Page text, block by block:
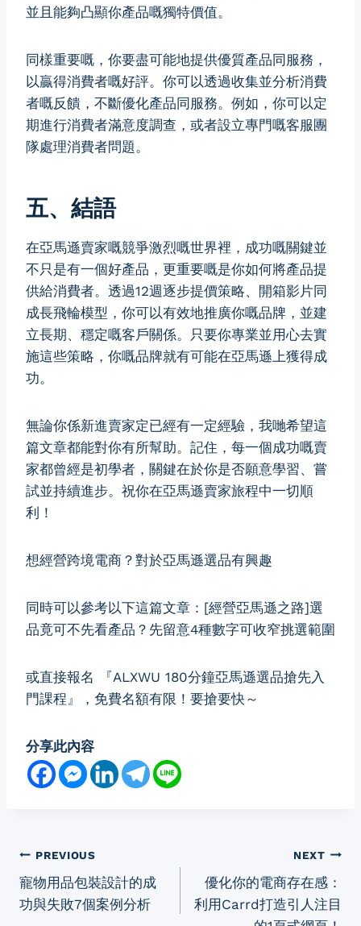
並且能夠凸顯你產品嘅獨特價值。
同樣重要嘅，你要盡可能地提供優質產品同服務，
以贏得消費者嘅好評。你可以透過收集並分析消費
者嘅反饋，不斷優化產品同服務。例如，你可以定
期進行消費者滿意度調查，或者設立專門嘅客服團
隊處理消費者問題。
五、結語
在亞馬遜賣家嘅競爭激烈嘅世界裡，成功嘅關鍵並
不只是有一個好產品，更重要嘅是你如何將產品提
供給消費者。透過12週逐步提價策略、開箱影片同
成長飛輪模型，你可以有效地推廣你嘅品牌，並建
立長期、穩定嘅客戶關係。只要你專業並用心去實
施這些策略，你嘅品牌就有可能在亞馬遜上獲得成
功。
無論你係新進賣家定已經有一定經驗，我哋希望這
篇文章都能對你有所幫助。記住，每一個成功嘅賣
家都曾經是初學者，關鍵在於你是否願意學習、嘗
試並持續進步。祝你在亞馬遜賣家旅程中一切順
利！
想經營跨境電商？對於亞馬遜選品有興趣
同時可以參考以下這篇文章： [經營亞馬遜之路]選
品竟可不先看產品？先留意4種數字可收窄挑選範圍
或直接報名
『ALXWU 180分鐘亞馬遜選品搶先入
門課程』
，免費名額有限！要搶要快～
分享此內容
Post
navigation
PREVIOUS
寵物用品包裝設計的成
功與失敗7個案例分析
NEXT
優化你的電商存在感：
利用Carrd打造引人注目